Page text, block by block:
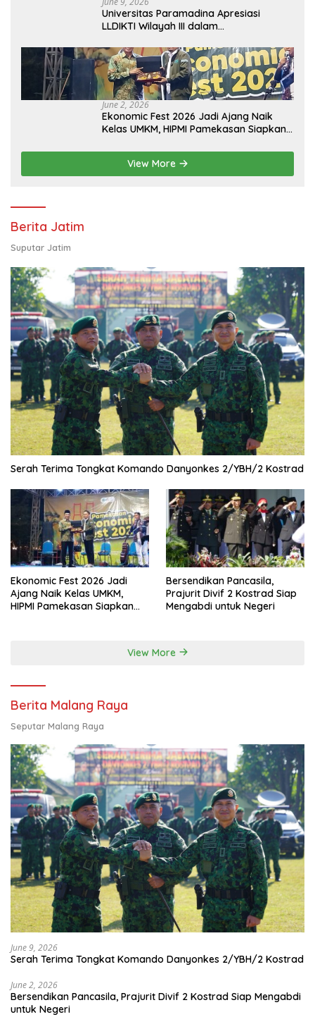
Universitas Paramadina Apresiasi
LLDIKTI Wilayah III dalam
Tinggi Swasta
June 2, 2026
Ekonomic Fest 2026 Jadi Ajang Naik
Kelas UMKM, HIPMI Pamekasan Siapkan
Pendampingan Usaha
View More
Berita Jatim
Suputar Jatim
Serah Terima Tongkat Komando Danyonkes 2/YBH/2 Kostrad
Ekonomic Fest 2026 Jadi
Ajang Naik Kelas UMKM,
HIPMI Pamekasan Siapkan
Bersendikan Pancasila,
Prajurit Divif 2 Kostrad Siap
Mengabdi untuk Negeri
View More
Berita Malang Raya
Seputar Malang Raya
June 9, 2026
Serah Terima Tongkat Komando Danyonkes 2/YBH/2 Kostrad
June 2, 2026
Bersendikan Pancasila, Prajurit Divif 2 Kostrad Siap Mengabdi
untuk Negeri